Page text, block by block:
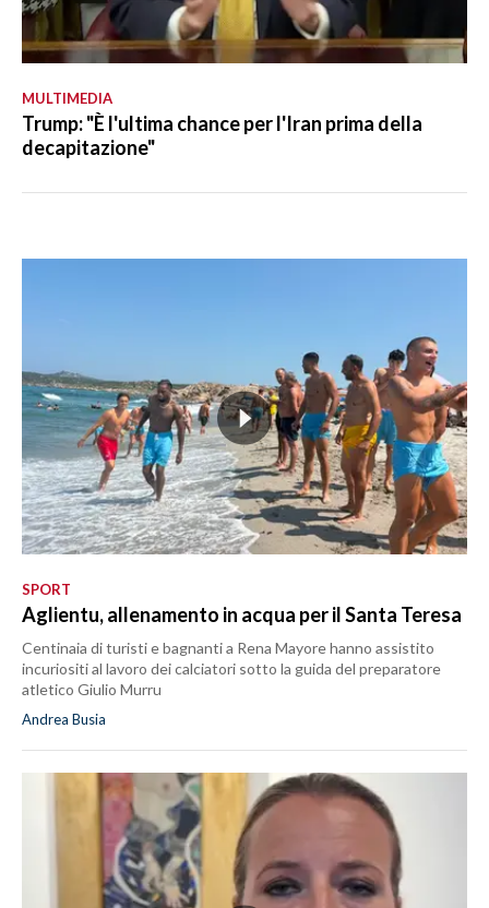
MULTIMEDIA
Trump: "È l'ultima chance per l'Iran prima della
decapitazione"
SPORT
Aglientu, allenamento in acqua per il Santa Teresa
Centinaia di turisti e bagnanti a Rena Mayore hanno assistito
incuriositi al lavoro dei calciatori sotto la guida del preparatore
atletico Giulio Murru
Andrea Busia